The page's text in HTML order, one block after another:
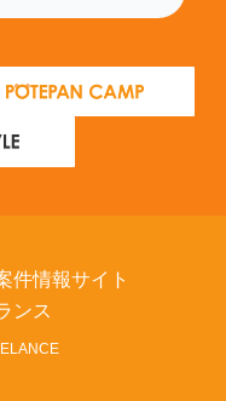
件情報サイト
ンス